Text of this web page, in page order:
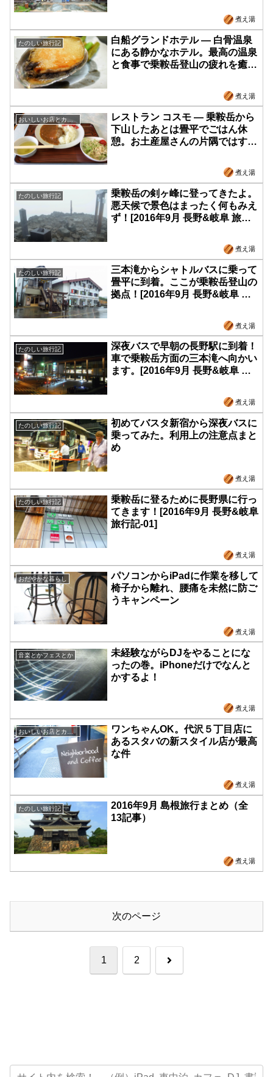
煮え湯
たのしい旅行記
白船グランドホテル ― 白骨温泉
にある静かなホテル。最高の温泉
と食事で乗鞍岳登山の疲れを癒や
煮え湯
レストラン コスモ ― 乗鞍岳から
下山したあとは畳平でごはん休
憩。お土産屋さんの片隅ではすで
[2016年9月 長野&岐阜 旅行記-06]
煮え湯
たのしい旅行記
乗鞍岳の剣ヶ峰に登ってきたよ。
悪天候で景色はまったく何もみえ
ず！[2016年9月 長野&岐阜 旅行
煮え湯
たのしい旅行記
三本滝からシャトルバスに乗って
畳平に到着。ここが乗鞍岳登山の
拠点！[2016年9月 長野&岐阜 旅
煮え湯
たのしい旅行記
深夜バスで早朝の長野駅に到着！
車で乗鞍岳方面の三本滝へ向かい
ます。[2016年9月 長野&岐阜 旅
煮え湯
たのしい旅行記
初めてバスタ新宿から深夜バスに
乗ってみた。利用上の注意点まと
め
煮え湯
たのしい旅行記
乗鞍岳に登るために長野県に行っ
てきます！[2016年9月 長野&岐阜
旅行記-01]
煮え湯
おだやかな暮らし
パソコンからiPadに作業を移して
椅子から離れ、腰痛を未然に防ご
うキャンペーン
煮え湯
音楽とかフェスとか
未経験ながらDJをやることにな
ったの巻。iPhoneだけでなんと
かするよ！
煮え湯
おいしいお店とカフェ
ワンちゃんOK。代沢５丁目店に
あるスタバの新スタイル店が最高
な件
煮え湯
たのしい旅行記
2016年9月 島根旅行まとめ（全
13記事）
煮え湯
次のページ
1 2 次